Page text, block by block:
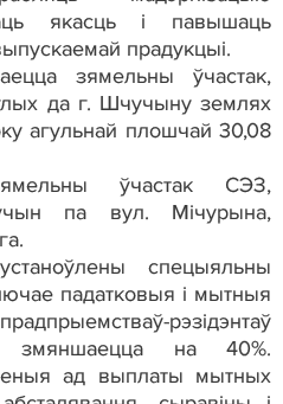
якасць і павышаць
прадукцыі.
зямельны ўчастак,
да г. Шчучыну землях
агульнай плошчай 30,08
ўчастак СЭЗ,
па вул. Мічурына,
спецыяльны
падатковыя і мытныя
рэзідэнтаў
змяншаецца на 40%.
ад выплаты мытных